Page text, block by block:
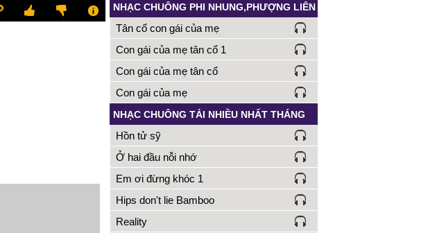
NHẠC CHUÔNG PHI NHUNG,PHƯỢNG LIÊN
Tân cổ con gái của mẹ
Con gái của mẹ tân cổ 1
Con gái của mẹ tân cổ
Con gái của mẹ
NHẠC CHUÔNG TẢI NHIỀU NHẤT THÁNG
Hồn tử sỹ
Ở hai đầu nỗi nhớ
Em ơi đừng khóc 1
Hips don't lie Bamboo
Reality